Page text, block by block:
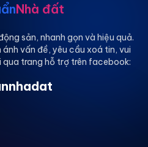
trở nên tiện nghi hơn.
Nhà đất
sản, nhanh gọn và hiệu quả.
vấn đề, yêu cầu xoá tin, vui
trang hỗ trợ trên facebook: